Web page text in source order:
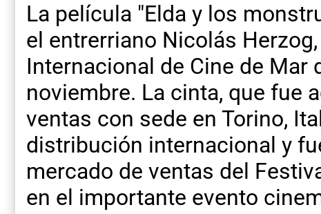
La película "Elda y los
el entrerriano Nicolás
Internacional de Cine de Mar
noviembre. La cinta, que fue
ventas con sede en Torino,
distribución internacional y
mercado de ventas del
en el importante evento